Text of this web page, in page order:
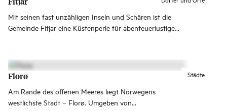
Mit seinen fast unzähligen Inseln und Schären ist die
Gemeinde Fitjar eine Küstenperle für abenteuerlustige
Städte
Florø
Am Rande des offenen Meeres liegt Norwegens
westlichste Stadt – Florø. Umgeben von